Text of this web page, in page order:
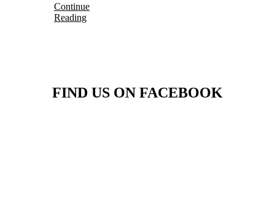
Continue
Reading
FIND US ON FACEBOOK